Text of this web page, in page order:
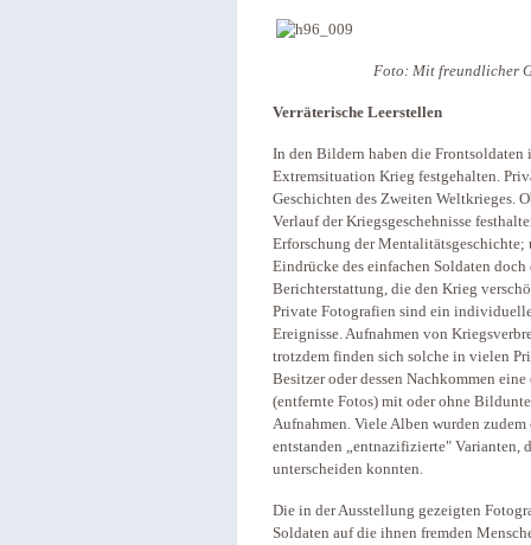
Foto: Mit freundlicher
Verräterische Leerstellen
In den Bildern haben die Frontsoldaten
Extremsituation Krieg festgehalten.
Geschichten des Zweiten Weltkrieges.
Verlauf der Kriegsgeschehnisse
Erforschung der Mentalitätsgeschichte;
Eindrücke des einfachen Soldaten
Berichterstattung, die den Krieg
Private Fotografien sind ein
Ereignisse. Aufnahmen von
trotzdem finden sich solche in vielen
Besitzer oder dessen Nachkommen
(entfernte Fotos) mit oder ohne
Aufnahmen. Viele Alben wurden zudem
entstanden „entnazifizierte" Varianten,
unterscheiden konnten.
Die in der Ausstellung gezeigten
Soldaten auf die ihnen fremden